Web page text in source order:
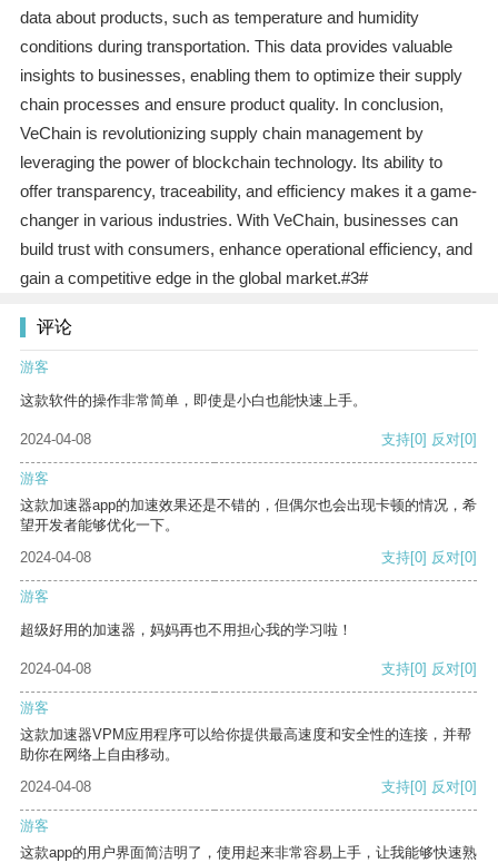
data about products, such as temperature and humidity
conditions during transportation. This data provides valuable
insights to businesses, enabling them to optimize their supply
chain processes and ensure product quality. In conclusion,
VeChain is revolutionizing supply chain management by
leveraging the power of blockchain technology. Its ability to
offer transparency, traceability, and efficiency makes it a game-
changer in various industries. With VeChain, businesses can
build trust with consumers, enhance operational efficiency, and
gain a competitive edge in the global market.#3#
评论
游客
这款软件的操作非常简单，即使是小白也能快速上手。
2024-04-08 支持[0] 反对[0]
游客
这款加速器app的加速效果还是不错的，但偶尔也会出现卡顿的情况，希
望开发者能够优化一下。
2024-04-08
支持[0] 反对[0]
游客
超级好用的加速器，妈妈再也不用担心我的学习啦！
2024-04-08 支持[0] 反对[0]
游客
这款加速器VPM应用程序可以给你提供最高速度和安全性的连接，并帮
助你在网络上自由移动。
2024-04-08
支持[0] 反对[0]
游客
这款app的用户界面简洁明了，使用起来非常容易上手，让我能够快速熟